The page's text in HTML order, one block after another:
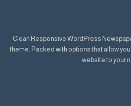
Clean Responsive WordPress
theme. Packed with options that allow
website to your